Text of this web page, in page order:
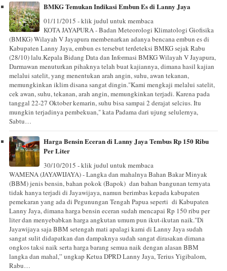
BMKG Temukan Indikasi Embun Es di Lanny Jaya
01/11/2015 - klik judul untuk membaca
KOTA JAYAPURA - Badan Meteorologi Klimatologi Giofisika
(BMKG) Wilayah V Jayapura membenarkan adanya bencana embun es di
Kabupaten Lanny Jaya, embun es tersebut terdeteksi BMKG sejak Rabu
(28/10) lalu.Kepala Bidang Data dan Informasi BMKG Wilayah V Jayapura,
Darmawan menuturkan pihaknya telah buat kajiannya, dimana hasil kajian
melalui satelit, yang menentukan arah angin, suhu, awan tekanan,
memungkinkan iklim disana sangat dingin."Kami mengkaji melalui satelit,
cek awan, suhu, tekanan, arah angin, memungkinkan terjadi. Karena pada
tanggal 22-27 Oktober kemarin, suhu bisa sampai 2 derajat selcius. Itu
mungkin terjadinya pembekuan," kata Padama dari ujung selulernya,
Sabtu…
Harga Bensin Eceran di Lanny Jaya Tembus Rp 150 Ribu
Per Liter
30/10/2015 - klik judul untuk membaca
WAMENA (JAYAWIJAYA) - Langka dan mahalnya Bahan Bakar Minyak
(BBM) jenis bensin, bahan pokok (Bapok) dan bahan bangunan ternyata
tidak hanya terjadi di Jayawijaya, namun berimbas kepada kabupaten
pemekaran yang ada di Pegunungan Tengah Papua seperti di Kabupaten
Lanny Jaya, dimana harga bensin eceran sudah mencapai Rp 150 ribu per
liter dan menyebabkan harga angkutan umum pun ikut-ikutan naik."Di
Jayawijaya saja BBM setengah mati apalagi kami di Lanny Jaya sudah
sangat sulit didapatkan dan dampaknya sudah sangat dirasakan dimana
ongkos taksi naik serta harga barang semua naik dengan alasan BBM
langka dan mahal,” ungkap Ketua DPRD Lanny Jaya, Terius Yigibalom,
Rabu…